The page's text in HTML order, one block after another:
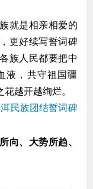
就是相亲相爱的
更好续写誓词碑
族人民都要把中
液，共守祖国疆
越开越绚烂。
民族团结誓词碑
向、大势所趋、